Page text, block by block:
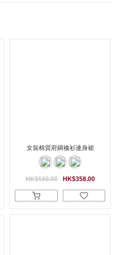
女裝棉質府綢裇衫連身裙
HK$358.00
HK$580.00